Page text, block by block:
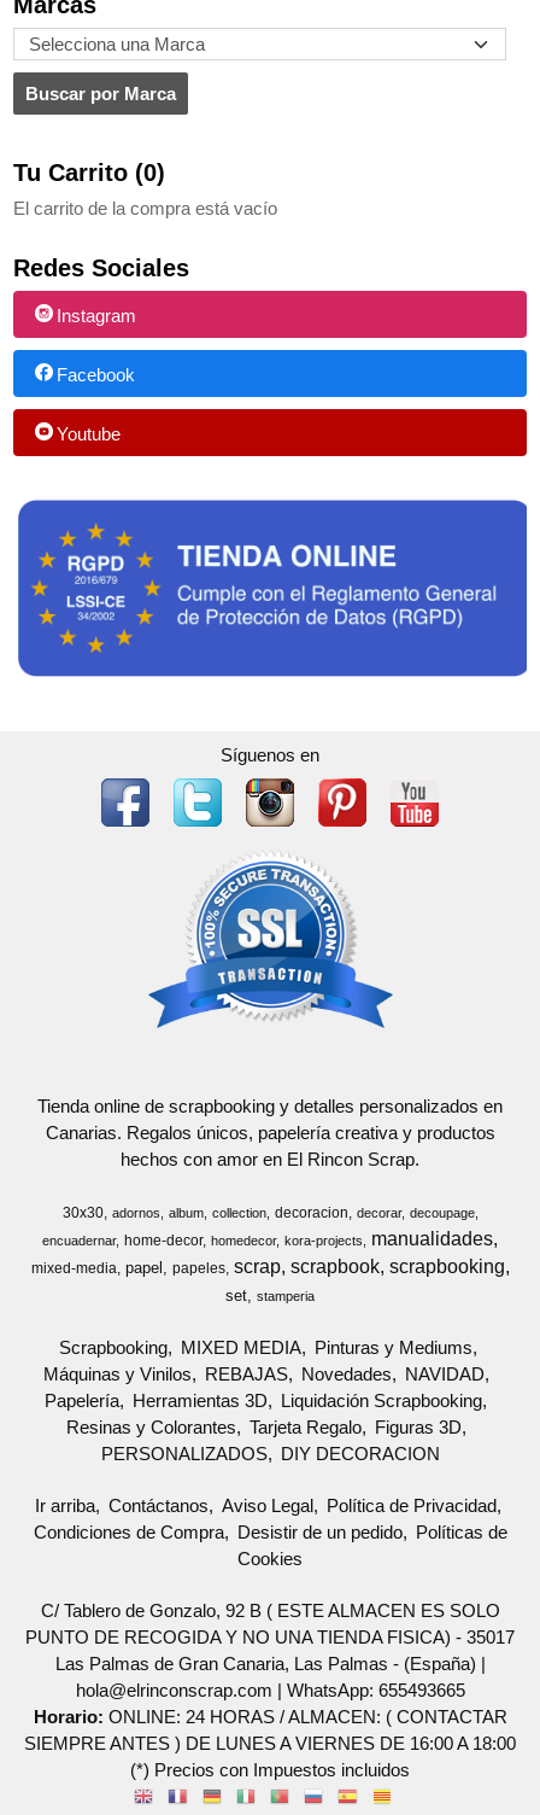
Tu Carrito (0)
El carrito de la compra está vacío
Redes Sociales
Instagram
Facebook
Youtube
Síguenos en
Tienda online de scrapbooking y detalles personalizados en
Canarias. Regalos únicos, papelería creativa y productos
hechos con amor en El Rincon Scrap.
30x30 adornos album collection decoracion decorar
decoupage
encuadernar
home-decor homedecor kora-projects manualidades
mixed-media papel papeles scrap scrapbook scrapbooking
set stamperia
Scrapbooking MIXED MEDIA
Pinturas y Mediums
Máquinas y Vinilos
REBAJAS Novedades
NAVIDAD
Papelería
Herramientas 3D
Liquidación Scrapbooking
Resinas y Colorantes
Tarjeta Regalo
Figuras 3D
PERSONALIZADOS
DIY DECORACION
Ir arriba Contáctanos Aviso Legal
Política de Privacidad
Condiciones de Compra
Desistir de un pedido
Políticas de
Cookies
C/ Tablero de Gonzalo, 92 B ( ESTE ALMACEN ES SOLO
PUNTO DE RECOGIDA Y NO UNA TIENDA FISICA) - 35017
Las Palmas de Gran Canaria, Las Palmas - (España) |
hola@elrinconscrap.com | WhatsApp: 655493665
Horario: ONLINE: 24 HORAS / ALMACEN: ( CONTACTAR
SIEMPRE ANTES ) DE LUNES A VIERNES DE 16:00 A 18:00
(*) Precios con Impuestos incluidos